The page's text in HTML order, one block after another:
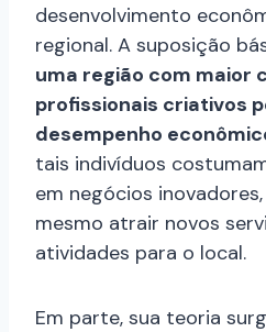
desenvolvimento
regional. A suposição
uma região com maior
profissionais criativos
desempenho
tais indivíduos
em negócios
mesmo atrair novos
atividades para o local.
Em parte, sua teoria